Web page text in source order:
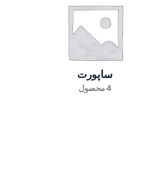
ساپورت
4 محصول